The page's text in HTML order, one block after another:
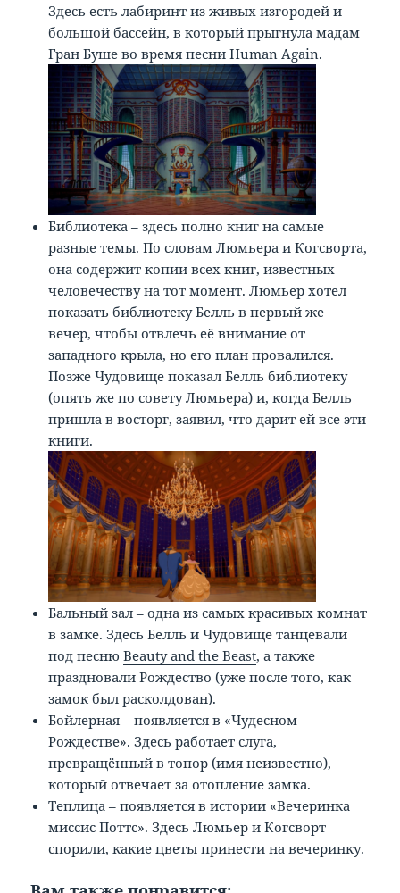
Здесь есть лабиринт из живых изгородей и
большой бассейн, в который прыгнула мадам
Гран Буше во время песниHuman Again.
Библиотека – здесь полно книг на самые
разные темы. По словам Люмьера и Когсворта,
она содержит копии всех книг, известных
человечеству на тот момент. Люмьер хотел
показать библиотеку Белль в первый же
вечер, чтобы отвлечь её внимание от
западного крыла, но его план провалился.
Позже Чудовище показал Белль библиотеку
(опять же по совету Люмьера) и, когда Белль
пришла в восторг, заявил, что дарит ей все эти
книги.
Бальный зал – одна из самых красивых комнат
в замке. Здесь Белль и Чудовище танцевали
под песнюBeauty and the Beast, а также
праздновали Рождество (уже после того, как
замок был расколдован).
Бойлерная – появляется в «Чудесном
Рождестве». Здесь работает слуга,
превращённый в топор (имя неизвестно),
который отвечает за отопление замка.
Теплица – появляется в истории «Вечеринка
миссис Поттс». Здесь Люмьер и Когсворт
спорили, какие цветы принести на вечеринку.